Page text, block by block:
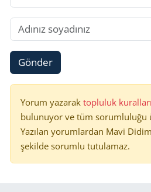
Gönder
Yorum yazarak topluluk
bulunuyor ve tüm sorumluluğu
Yazılan yorumlardan Mavi
şekilde sorumlu tutulamaz.